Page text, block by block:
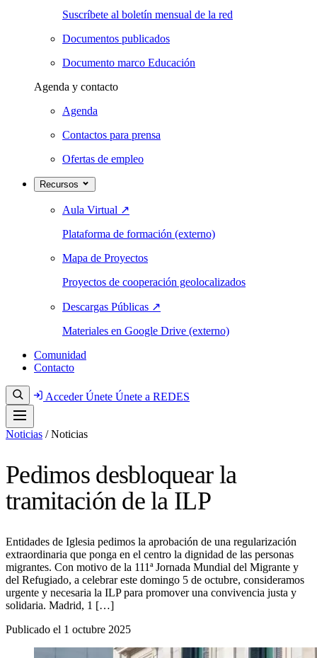
Suscríbete al boletín mensual de la red
Documentos publicados
Documento marco Educación
Agenda y contacto
Agenda
Contactos para prensa
Ofertas de empleo
Recursos
Aula Virtual ↗
Plataforma de formación (externo)
Mapa de Proyectos
Proyectos de cooperación geolocalizados
Descargas Públicas ↗
Materiales en Google Drive (externo)
Comunidad
Contacto
AccederÚnete Únete a REDES
Noticias / Noticias
Pedimos desbloquear la
tramitación de la ILP
Entidades de Iglesia pedimos la aprobación de una regularización
extraordinaria que ponga en el centro la dignidad de las personas
migrantes. Con motivo de la 111ª Jornada Mundial del Migrante y
del Refugiado, a celebrar este domingo 5 de octubre, consideramos
urgente y necesaria la ILP para promover una convivencia justa y
solidaria. Madrid, 1 […]
Publicado el 1 octubre 2025